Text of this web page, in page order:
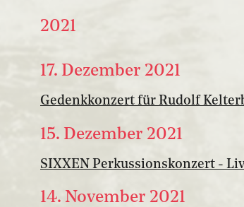
2021
17. Dezember 2021
Gedenkkonzert für Rudolf
15. Dezember 2021
SIXXEN Perkussionskonzert -
14. November 2021